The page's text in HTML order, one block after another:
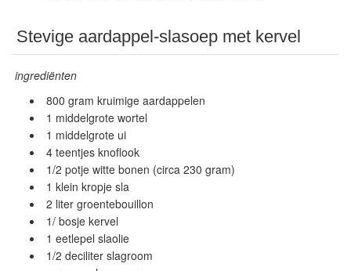
Stevige aardappel-slasoep met kervel
ingrediënten
800 gram kruimige aardappelen
1 middelgrote wortel
1 middelgrote ui
4 teentjes knoflook
1/2 potje witte bonen (circa 230 gram)
1 klein kropje sla
2 liter groentebouillon
1/ bosje kervel
1 eetlepel slaolie
1/2 deciliter slagroom